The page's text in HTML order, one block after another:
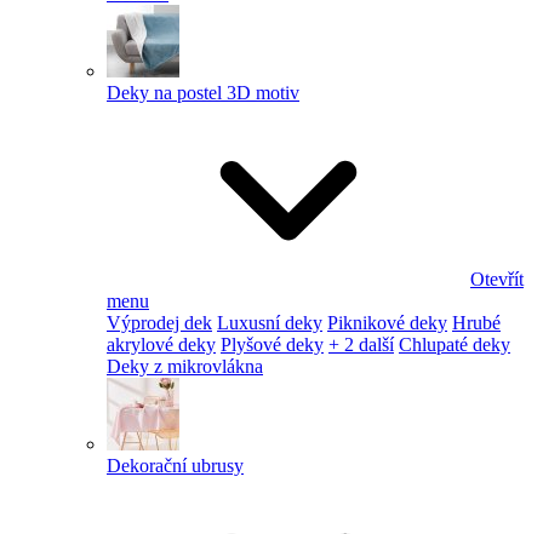
Deky na postel 3D motiv
Otevřít
menu
Výprodej dek Luxusní deky Piknikové deky Hrubé
akrylové deky Plyšové deky + 2 další Chlupaté deky
Deky z mikrovlákna
Dekorační ubrusy